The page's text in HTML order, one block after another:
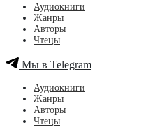
Аудиокниги
Жанры
Авторы
Чтецы
Мы в Telegram
Аудиокниги
Жанры
Авторы
Чтецы